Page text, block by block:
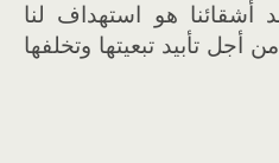
هو استهداف لنا
تأبيد تبعيتها وتخلفها